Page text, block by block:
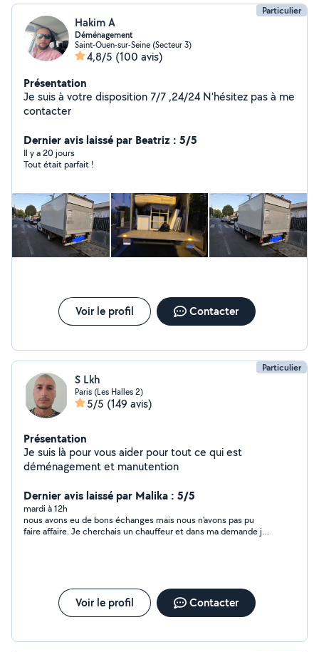
Particulier
Hakim A
Déménagement
Saint-Ouen-sur-Seine (Secteur 3)
4,8/5 (100 avis)
Présentation
Je suis à votre disposition 7/7 ,24/24 N'hésitez pas à me
contacter
Dernier avis laissé par Beatriz : 5/5
Il y a 20 jours
Tout était parfait !
Voir le profil Contacter
Particulier
S Lkh
Paris (Les Halles 2)
5/5 (149 avis)
Présentation
Je suis là pour vous aider pour tout ce qui est
déménagement et manutention
Dernier avis laissé par Malika : 5/5
mardi à 12h
nous avons eu de bons échanges mais nous n'avons pas pu
faire affaire. Je cherchais un chauffeur et dans ma demande je
Voir le profil Contacter